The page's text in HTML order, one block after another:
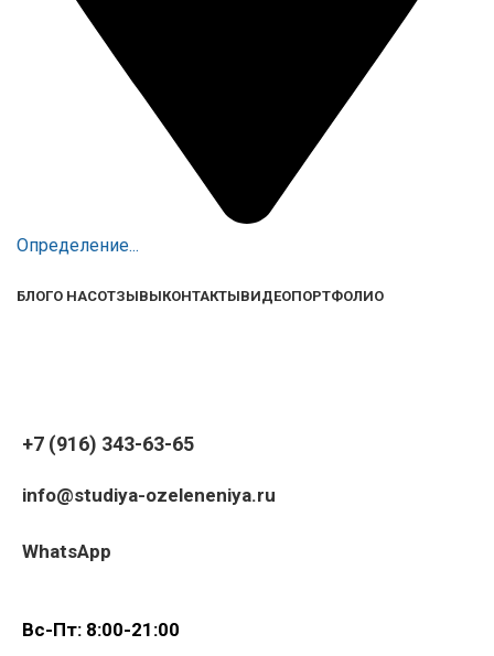
Определение...
БЛОГО НАСОТЗЫВЫКОНТАКТЫВИДЕОПОРТФОЛИО
+7 (916) 343-63-65
info@studiya-ozeleneniya.ru
WhatsApp
Вс-Пт: 8:00-21:00